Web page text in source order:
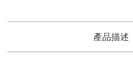
產品描述